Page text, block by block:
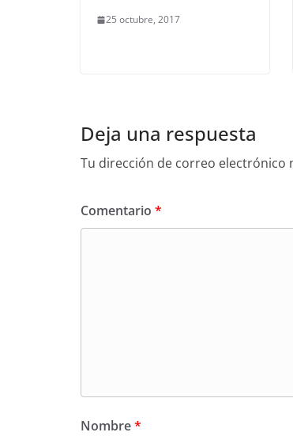
25 octubre, 2017
Deja una respuesta
Tu dirección de correo electrónico
Comentario *
Nombre*